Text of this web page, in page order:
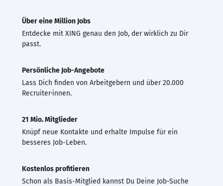
Über eine Million Jobs
Entdecke mit XING genau den Job, der wirklich zu Dir
passt.
Persönliche Job-Angebote
Lass Dich finden von Arbeitgebern und über 20.000
Recruiter·innen.
21 Mio. Mitglieder
Knüpf neue Kontakte und erhalte Impulse für ein
besseres Job-Leben.
Kostenlos profitieren
Schon als Basis-Mitglied kannst Du Deine Job-Suche